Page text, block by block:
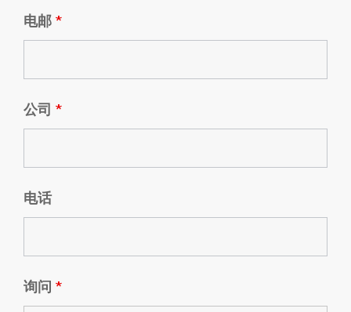
电邮 *
公司 *
电话
询问 *